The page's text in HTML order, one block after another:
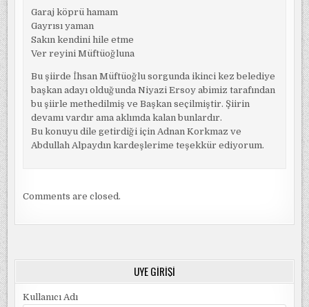
Garaj köprü hamam
Gayrısı yaman
Sakın kendini hile etme
Ver reyini Müftüoğluna
Bu şiirde İhsan Müftüoğlu sorgunda ikinci kez belediye
başkan adayı olduğunda Niyazi Ersoy abimiz tarafından
bu şiirle methedilmiş ve Başkan seçilmiştir. Şiirin
devamı vardır ama aklımda kalan bunlardır.
Bu konuyu dile getirdiği için Adnan Korkmaz ve
Abdullah Alpaydın kardeşlerime teşekkür ediyorum.
Comments are closed.
ÜYE GIRIŞI
Kullanıcı Adı